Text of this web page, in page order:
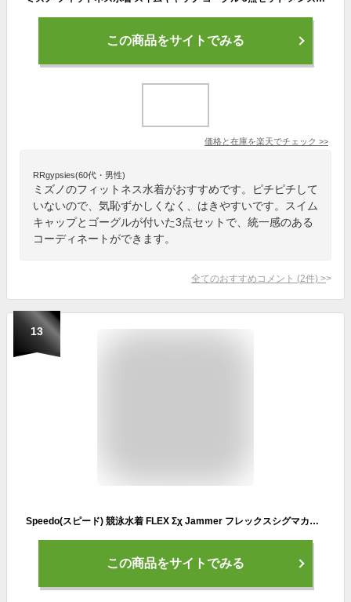
この商品をサイトでみる
価格と在庫を楽天でチェック >>
RRgypsies(60代・男性)
ミズノのフィットネス水着がおすすめです。ピチピチして
いないので、気恥ずかしくなく、はきやすいです。スイム
キャップとゴーグルが付いた3点セットで、統一感のある
コーディネートができます。
全てのおすすめコメント (2件) >
13
Speedo(スピード) 競泳水着 FLEX Σχ Jammer フレックスシグマカイジャマー メンズ SC62408F ブルー/ブラック O
この商品をサイトでみる